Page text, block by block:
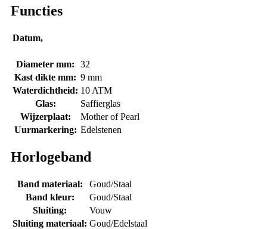
Functies
Datum,
Diameter mm:
32
Kast dikte mm: 9 mm
Waterdichtheid: 10 ATM
Glas:
Saffierglas
Wijzerplaat:
Mother of Pearl
Uurmarkering: Edelstenen
Horlogeband
Band materiaal:
Goud/Staal
Band kleur:
Goud/Staal
Sluiting:
Vouw
Sluiting materiaal: Goud/Edelstaal